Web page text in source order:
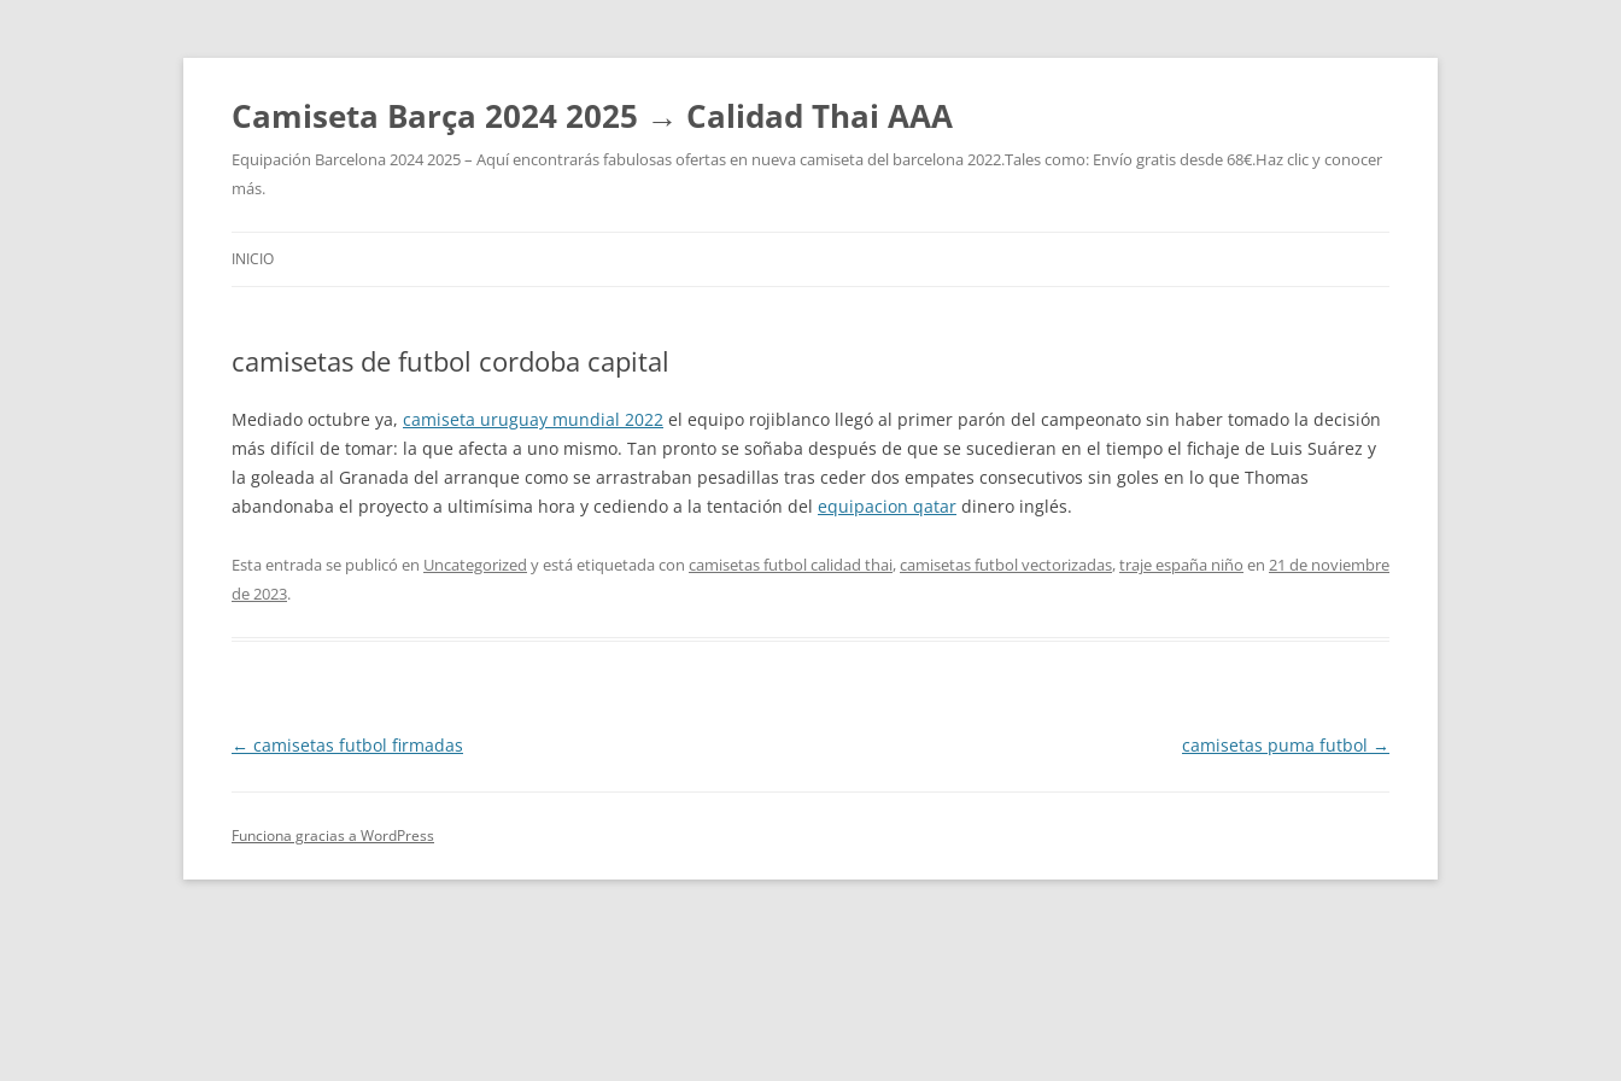
Camiseta Barça 2024 2025 → Calidad Thai AAA
Equipación Barcelona 2024 2025 – Aquí encontrarás fabulosas ofertas en nueva camiseta del barcelona 2022.Tales como: Envío gratis desde 68€.Haz clic y conocer
más.
INICIO
camisetas de futbol cordoba capital
Mediado octubre ya, camiseta uruguay mundial 2022 el equipo rojiblanco llegó al primer parón del campeonato sin haber tomado la decisión
más difícil de tomar: la que afecta a uno mismo. Tan pronto se soñaba después de que se sucedieran en el tiempo el fichaje de Luis Suárez y
la goleada al Granada del arranque como se arrastraban pesadillas tras ceder dos empates consecutivos sin goles en lo que Thomas
abandonaba el proyecto a ultimísima hora y cediendo a la tentación del equipacion qatar dinero inglés.
Esta entrada se publicó en Uncategorized y está etiquetada con camisetas futbol calidad thai,camisetas futbol vectorizadas,traje españa niño en 21 de noviembre
de 2023.
Navegación
← camisetas futbol firmadas camisetas puma futbol →
Funciona gracias a WordPress